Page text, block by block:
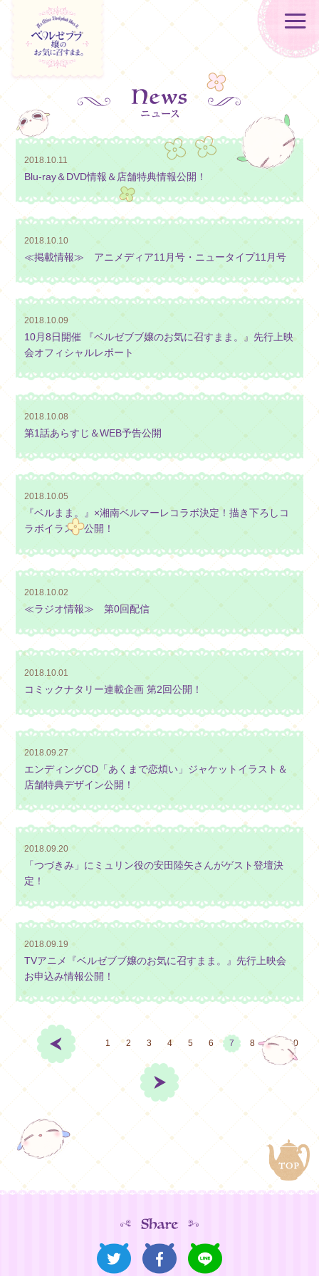
2018.10.11
Blu-ray＆DVD情報＆店舗特典情報公開！
2018.10.10
≪掲載情報≫ アニメディア11月号・ニュータイプ11月号
2018.10.09
10月8日開催 『ベルゼブブ嬢のお気に召すまま。』先行上映
会オフィシャルレポート
2018.10.08
第1話あらすじ＆WEB予告公開
2018.10.05
『ベルまま。』×湘南ベルマーレコラボ決定！描き下ろしコ
ラボイラスト公開！
2018.10.02
≪ラジオ情報≫ 第0回配信
2018.10.01
コミックナタリー連載企画 第2回公開！
2018.09.27
エンディングCD「あくまで恋煩い」ジャケットイラスト＆
店舗特典デザイン公開！
2018.09.20
「つづきみ」にミュリン役の安田陸矢さんがゲスト登壇決
定！
2018.09.19
TVアニメ『ベルゼブブ嬢のお気に召すまま。』先行上映会
お申込み情報公開！
1 2 3 4 5 6 7 8 9 10